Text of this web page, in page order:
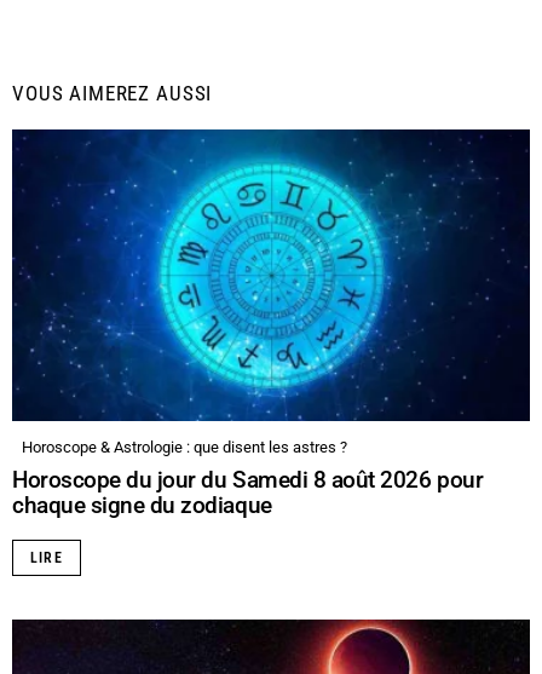
VOUS AIMEREZ AUSSI
Horoscope & Astrologie : que disent les astres ?
Horoscope du jour du Samedi 8 août 2026 pour
chaque signe du zodiaque
LIRE